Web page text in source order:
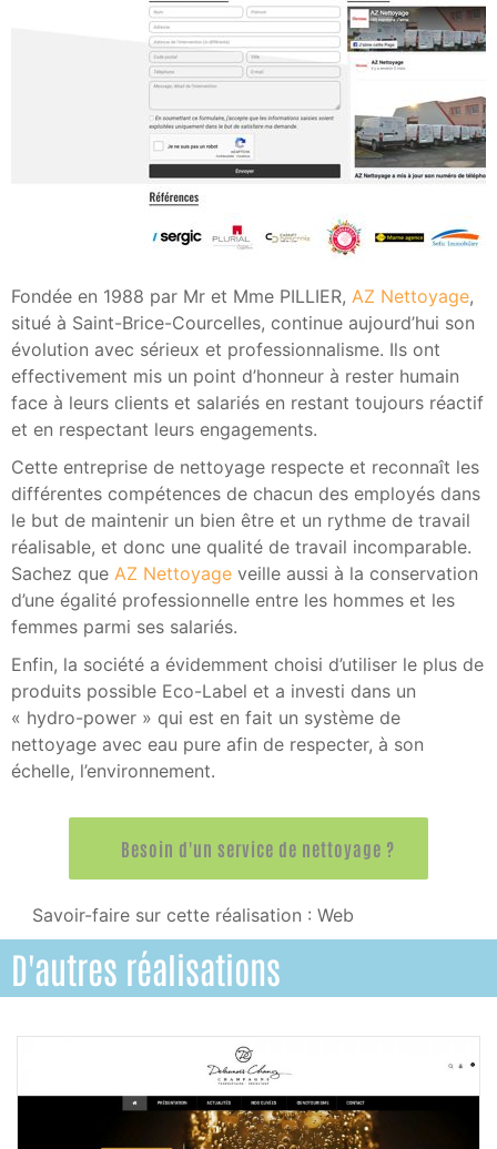
Fondée en 1988 par Mr et Mme PILLIER, AZ Nettoyage,
situé à Saint-Brice-Courcelles, continue aujourd’hui son
évolution avec sérieux et professionnalisme. Ils ont
effectivement mis un point d’honneur à rester humain
face à leurs clients et salariés en restant toujours réactif
et en respectant leurs engagements.
Cette entreprise de nettoyage respecte et reconnaît les
différentes compétences de chacun des employés dans
le but de maintenir un bien être et un rythme de travail
réalisable, et donc une qualité de travail incomparable.
Sachez que AZ Nettoyage veille aussi à la conservation
d’une égalité professionnelle entre les hommes et les
femmes parmi ses salariés.
Enfin, la société a évidemment choisi d’utiliser le plus de
produits possible Eco-Label et a investi dans un
« hydro-power » qui est en fait un système de
nettoyage avec eau pure afin de respecter, à son
échelle, l’environnement.
Besoin d'un service de nettoyage ?
Savoir-faire sur cette réalisation : Web
D'autres réalisations